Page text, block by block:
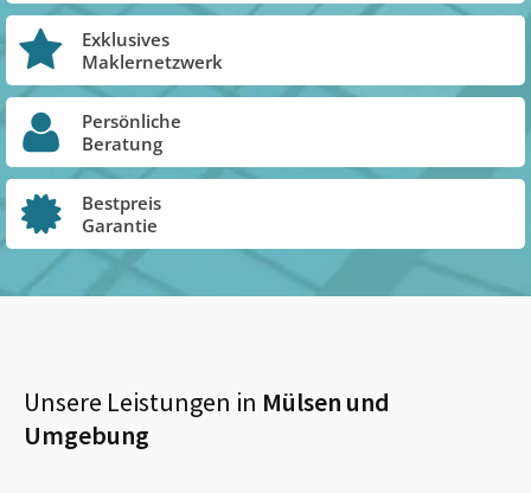
Exklusives
Maklernetzwerk
Persönliche
Beratung
Bestpreis
Garantie
Unsere Leistungen in Mülsen und
Umgebung